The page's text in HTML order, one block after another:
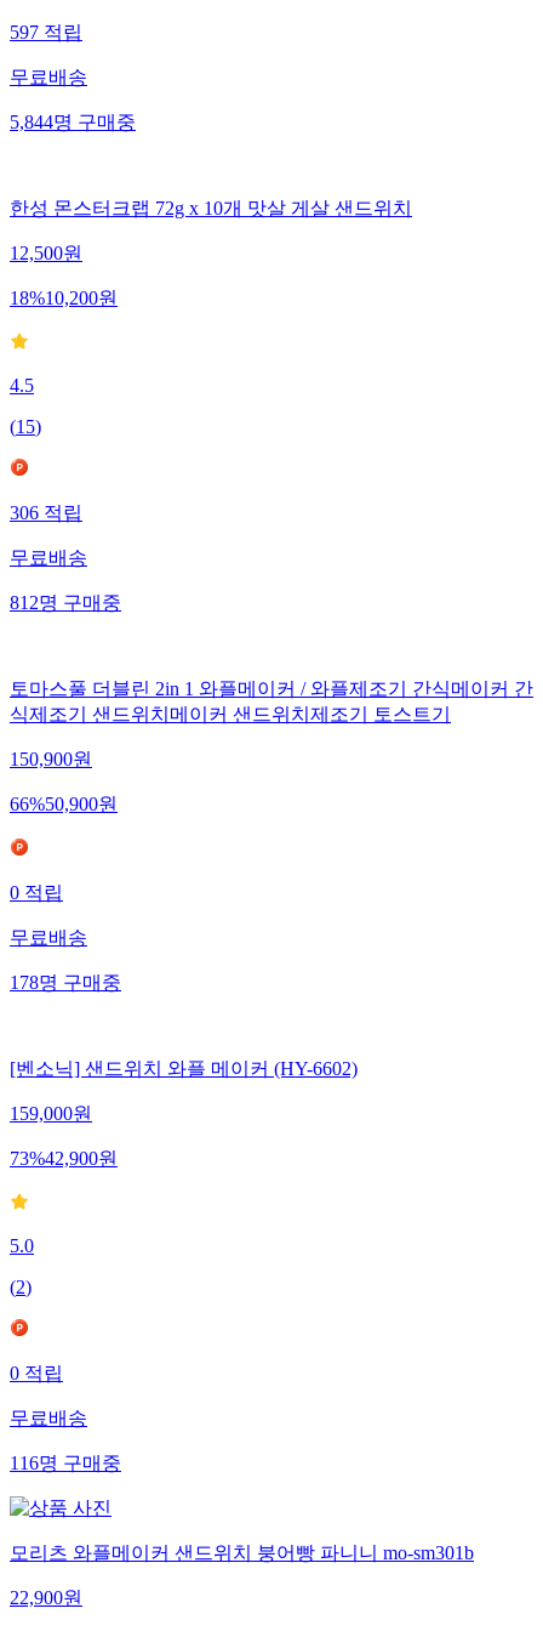
597 적립
무료배송
5,844명 구매중
한성 몬스터크랩 72g x 10개 맛살 게살 샌드위치
12,500원
18%10,200원
4.5
(15)
306적립
무료배송
812명구매중
토마스풀 더블린 2in 1 와플메이커 / 와플제조기 간식메이커 간
식제조기 샌드위치메이커 샌드위치제조기 토스트기
150,900원
66%50,900원
0적립
무료배송
178명구매중
[벤소닉] 샌드위치 와플 메이커 (HY-6602)
159,000원
73%42,900원
5.0
(2)
0적립
무료배송
116명구매중
모리츠 와플메이커 샌드위치 붕어빵 파니니 mo-sm301b
22,900원